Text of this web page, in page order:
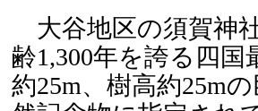
大谷地区の須賀神
齢1,300年を誇る四
約25m、樹高約25m